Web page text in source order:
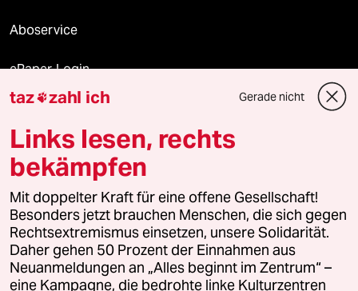
Aboservice
ePaper Login
Downloads für Abonnierende
© 2026 taz Verlags und Vertriebs GmbH
Alle Rechte vorbehalten. Bei rechtlichen Fragen oder für Genehmigungen
wenden Sie sich bitte an lizenzen@taz.de
Feedback Redaktionsstatut Kommune-Richtlinien
taz zahl ich Gerade nicht
Links lesen, rechts
bekämpfen
Mit doppelter Kraft für eine offene Gesellschaft!
Besonders jetzt brauchen Menschen, die sich gegen
Rechtsextremismus einsetzen, unsere Solidarität.
Daher gehen 50 Prozent der Einnahmen aus
Neuanmeldungen an „Alles beginnt im Zentrum“ –
eine Kampagne, die bedrohte linke Kulturzentren